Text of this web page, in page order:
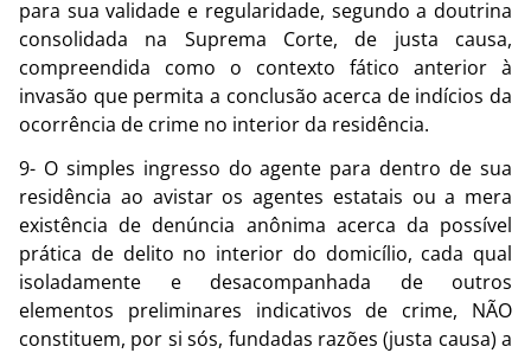
para sua validade e regularidade, segundo a doutrina
consolidada na Suprema Corte, de justa causa,
compreendida como o contexto fático anterior à
invasão que permita a conclusão acerca de indícios da
ocorrência de crime no interior da residência.
9- O simples ingresso do agente para dentro de sua
residência ao avistar os agentes estatais ou a mera
existência de denúncia anônima acerca da possível
prática de delito no interior do domicílio, cada qual
isoladamente e desacompanhada de outros
elementos preliminares indicativos de crime, NÃO
constituem, por si sós, fundadas razões (justa causa) a